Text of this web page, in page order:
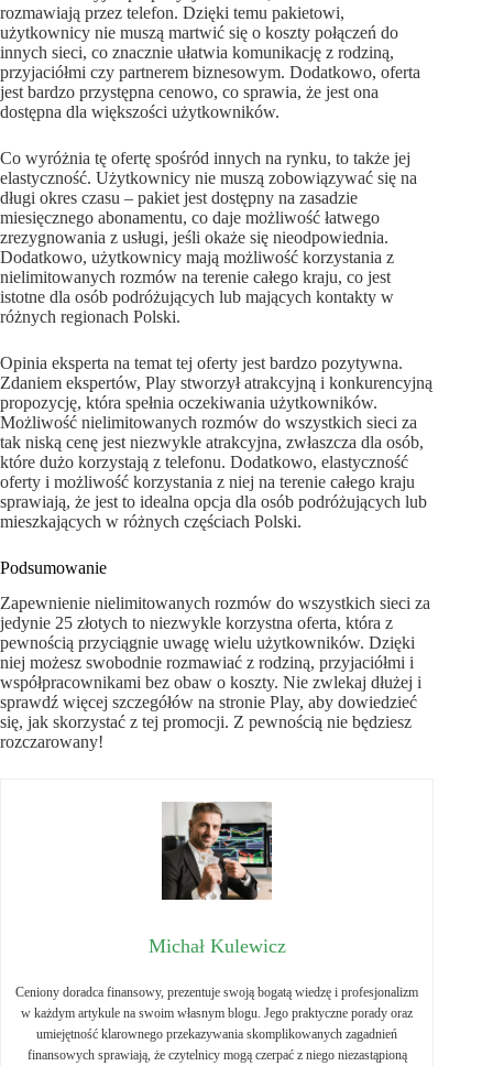
rozmawiają przez telefon. Dzięki temu pakietowi,
użytkownicy nie muszą martwić się o koszty połączeń do
innych sieci, co znacznie ułatwia komunikację z rodziną,
przyjaciółmi czy partnerem biznesowym. Dodatkowo, oferta
jest bardzo przystępna cenowo, co sprawia, że jest ona
dostępna dla większości użytkowników.
Co wyróżnia tę ofertę spośród innych na rynku, to także jej
elastyczność. Użytkownicy nie muszą zobowiązywać się na
długi okres czasu – pakiet jest dostępny na zasadzie
miesięcznego abonamentu, co daje możliwość łatwego
zrezygnowania z usługi, jeśli okaże się nieodpowiednia.
Dodatkowo, użytkownicy mają możliwość korzystania z
nielimitowanych rozmów na terenie całego kraju, co jest
istotne dla osób podróżujących lub mających kontakty w
różnych regionach Polski.
Opinia eksperta na temat tej oferty jest bardzo pozytywna.
Zdaniem ekspertów, Play stworzył atrakcyjną i konkurencyjną
propozycję, która spełnia oczekiwania użytkowników.
Możliwość nielimitowanych rozmów do wszystkich sieci za
tak niską cenę jest niezwykle atrakcyjna, zwłaszcza dla osób,
które dużo korzystają z telefonu. Dodatkowo, elastyczność
oferty i możliwość korzystania z niej na terenie całego kraju
sprawiają, że jest to idealna opcja dla osób podróżujących lub
mieszkających w różnych częściach Polski.
Podsumowanie
Zapewnienie nielimitowanych rozmów do wszystkich sieci za
jedynie 25 złotych to niezwykle korzystna oferta, która z
pewnością przyciągnie uwagę wielu użytkowników. Dzięki
niej możesz swobodnie rozmawiać z rodziną, przyjaciółmi i
współpracownikami bez obaw o koszty. Nie zwlekaj dłużej i
sprawdź więcej szczegółów na stronie Play, aby dowiedzieć
się, jak skorzystać z tej promocji. Z pewnością nie będziesz
rozczarowany!
Michał Kulewicz
Ceniony doradca finansowy, prezentuje swoją bogatą wiedzę i profesjonalizm
w każdym artykule na swoim własnym blogu. Jego praktyczne porady oraz
umiejętność klarownego przekazywania skomplikowanych zagadnień
finansowych sprawiają, że czytelnicy mogą czerpać z niego niezastąpioną